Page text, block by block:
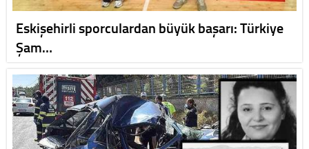
Eskişehirli sporculardan büyük başarı: Türkiye
Şam…